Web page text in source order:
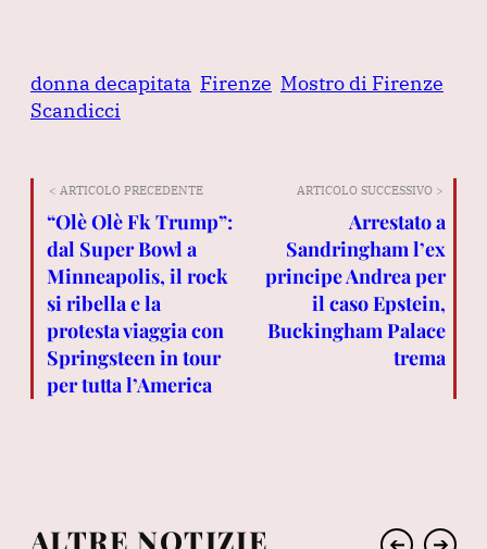
donna decapitata Firenze Mostro di Firenze
Scandicci
< ARTICOLO PRECEDENTE
“Olè Olè Fk Trump”:
dal Super Bowl a
Minneapolis, il rock
si ribella e la
protesta viaggia con
Springsteen in tour
per tutta l’America
ARTICOLO SUCCESSIVO >
Arrestato a
Sandringham l’ex
principe Andrea per
il caso Epstein,
Buckingham Palace
trema
ALTRE NOTIZIE ➔ ➔